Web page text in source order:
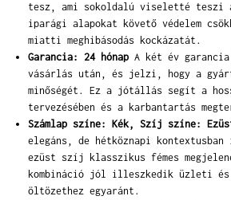
tesz, ami sokoldalú viseletté teszi
iparági alapokat követő védelem
miatti meghibásodás kockázatát.
Garancia: 24 hónap A két év
vásárlás után, és jelzi, hogy a
minőségét. Ez a jótállás segít a
tervezésében és a karbantartás
Számlap színe: Kék, Szíj színe:
elegáns, de hétköznapi kontextusban
ezüst szíj klasszikus fémes
kombináció jól illeszkedik üzleti
öltözethez egyaránt.